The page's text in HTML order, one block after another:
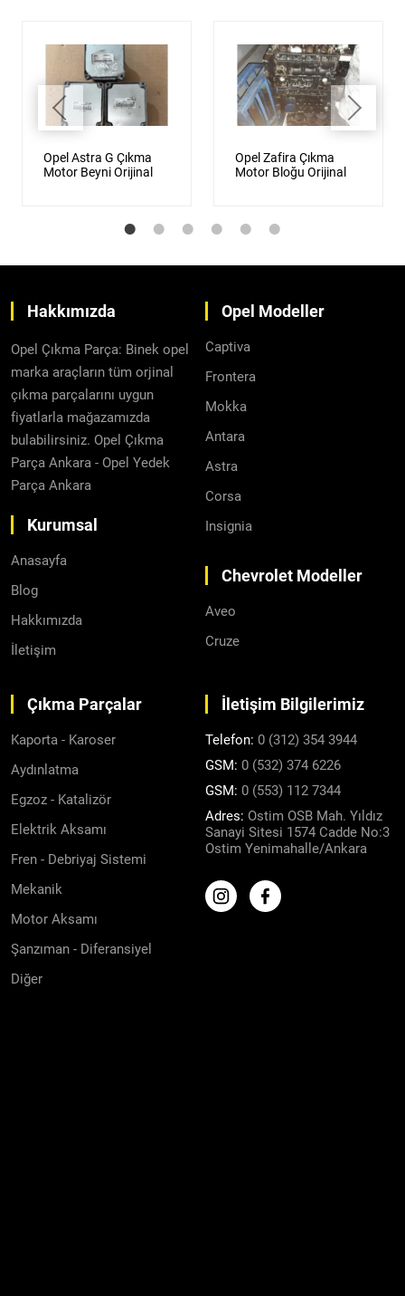
Opel Astra G Çıkma
Motor Beyni Orijinal
Opel Zafira Çıkma
Motor Bloğu Orijinal
Hakkımızda
Opel Çıkma Parça: Binek opel
marka araçların tüm orjinal
çıkma parçalarını uygun
fiyatlarla mağazamızda
bulabilirsiniz. Opel Çıkma
Parça Ankara - Opel Yedek
Parça Ankara
Kurumsal
Anasayfa
Blog
Hakkımızda
İletişim
Opel Modeller
Captiva
Frontera
Mokka
Antara
Astra
Corsa
Insignia
Chevrolet Modeller
Aveo
Cruze
Çıkma Parçalar
Kaporta - Karoser
Aydınlatma
Egzoz - Katalizör
Elektrik Aksamı
Fren - Debriyaj Sistemi
Mekanik
Motor Aksamı
Şanzıman - Diferansiyel
Diğer
İletişim Bilgilerimiz
Telefon: 0 (312) 354 3944
GSM: 0 (532) 374 6226
GSM: 0 (553) 112 7344
Adres: Ostim OSB Mah. Yıldız
Sanayi Sitesi 1574 Cadde No:3
Ostim Yenimahalle/Ankara